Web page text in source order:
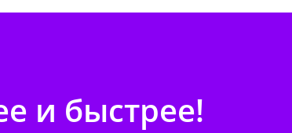
и быстрее!